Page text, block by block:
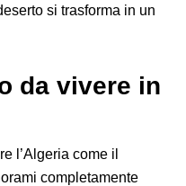
si trasforma in un
da vivere in
l’Algeria come il
completamente